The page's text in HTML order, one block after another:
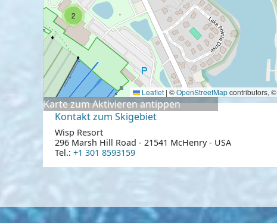
2
Leaflet | ©OpenStreetMapcontributors, ©
Karte zum Aktivieren antippen
Kontakt zum Skigebiet
Wisp Resort
296 Marsh Hill Road - 21541 McHenry - USA
Tel.: +1 301 8593159